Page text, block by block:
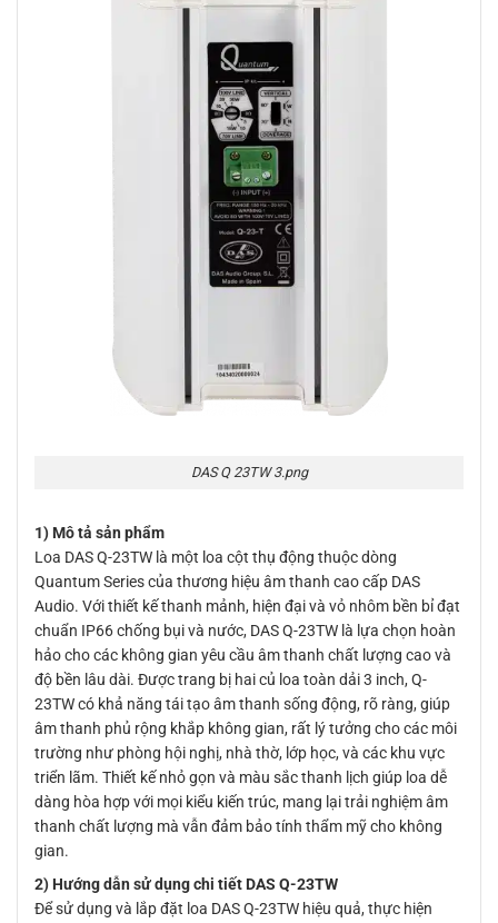
DAS Q 23TW 3.png
1) Mô tả sản phẩm
Loa DAS Q-23TW là một loa cột thụ động thuộc dòng
Quantum Series của thương hiệu âm thanh cao cấp DAS
Audio. Với thiết kế thanh mảnh, hiện đại và vỏ nhôm bền bỉ đạt
chuẩn IP66 chống bụi và nước, DAS Q-23TW là lựa chọn hoàn
hảo cho các không gian yêu cầu âm thanh chất lượng cao và
độ bền lâu dài. Được trang bị hai củ loa toàn dải 3 inch, Q-
23TW có khả năng tái tạo âm thanh sống động, rõ ràng, giúp
âm thanh phủ rộng khắp không gian, rất lý tưởng cho các môi
trường như phòng hội nghị, nhà thờ, lớp học, và các khu vực
triển lãm. Thiết kế nhỏ gọn và màu sắc thanh lịch giúp loa dễ
dàng hòa hợp với mọi kiểu kiến trúc, mang lại trải nghiệm âm
thanh chất lượng mà vẫn đảm bảo tính thẩm mỹ cho không
gian.
2) Hướng dẫn sử dụng chi tiết DAS Q-23TW
Để sử dụng và lắp đặt loa DAS Q-23TW hiệu quả, thực hiện